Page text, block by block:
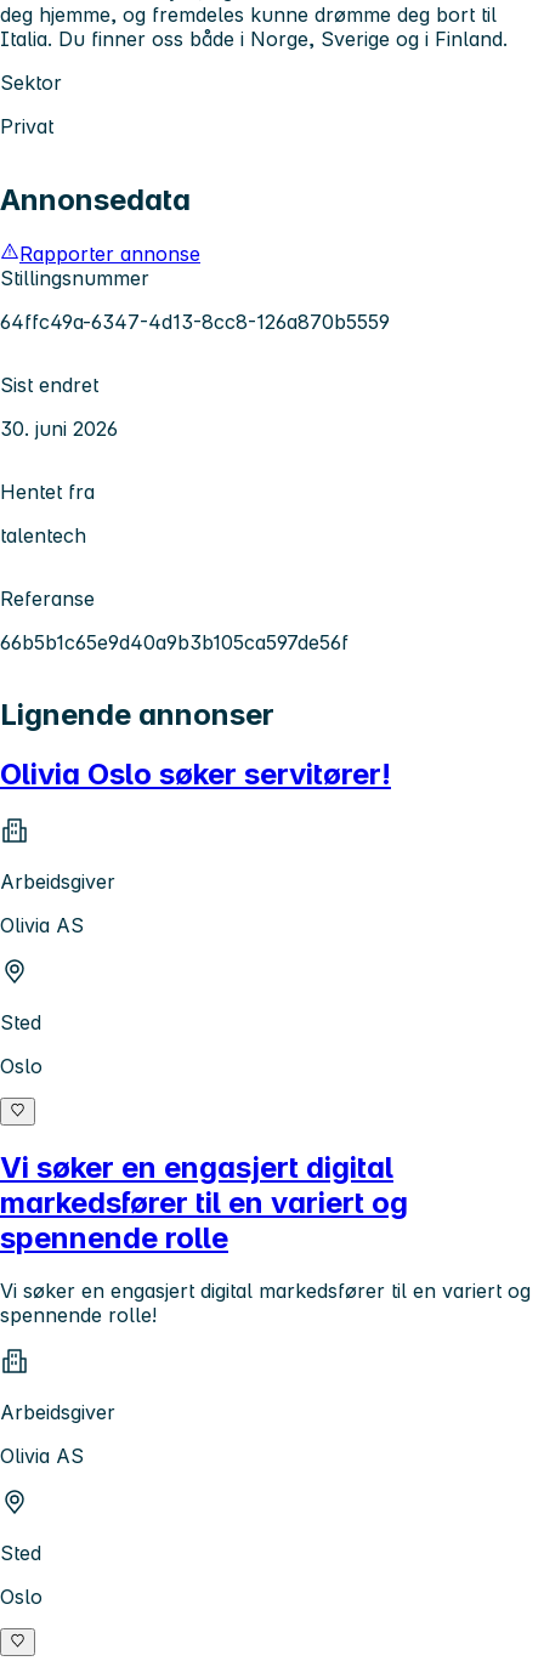
deg hjemme, og fremdeles kunne drømme deg bort til
Italia. Du finner oss både i Norge, Sverige og i Finland.
Sektor
Privat
Annonsedata
Rapporter annonse
Stillingsnummer
64ffc49a-6347-4d13-8cc8-126a870b5559
Sist endret
30. juni 2026
Hentet fra
talentech
Referanse
66b5b1c65e9d40a9b3b105ca597de56f
Lignende annonser
Olivia Oslo søker servitører!
Arbeidsgiver
Olivia AS
Sted
Oslo
Vi søker en engasjert digital
markedsfører til en variert og
spennende rolle
Vi søker en engasjert digital markedsfører til en variert og
spennende rolle!
Arbeidsgiver
Olivia AS
Sted
Oslo